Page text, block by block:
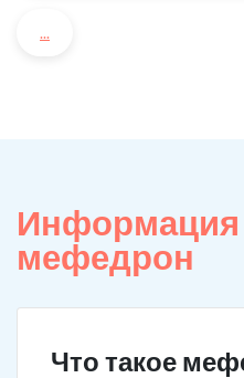
...
Информация
мефедрон
Что такое